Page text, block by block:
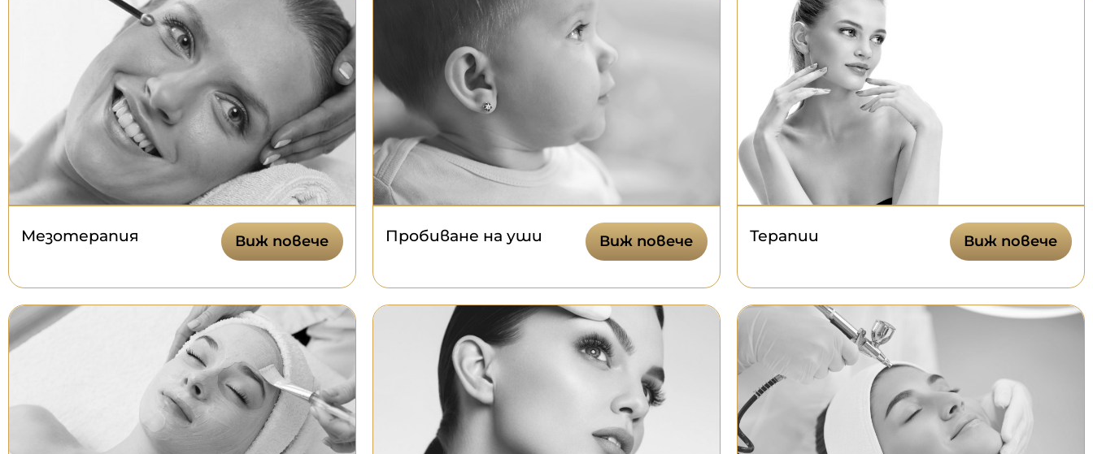
Мезотерапия Виж повече Пробиване на уши Виж повече Терапии Виж повече